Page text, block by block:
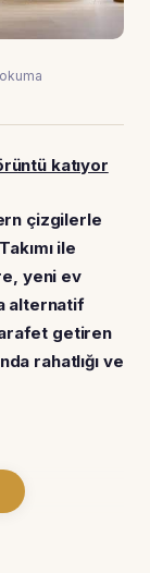
katıyor
çizgilerle
ile
yeni ev
alternatif
getiren
rahatlığı ve